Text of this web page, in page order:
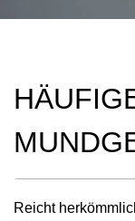
Reicht